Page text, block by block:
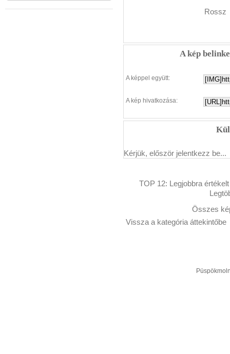
Rossz
A kép
A képpel együtt:
A kép hivatkozása:
Kérjük, először jelentkezz be...
TOP 12: Legjobbra értékelt
Összes
Vissza a kategória áttekintőbe